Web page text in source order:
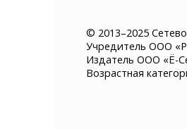
Казахстан
платное
въезд для
© 2013–2025
Учредитель ООО
Издатель ООО «Ё-
Возрастная